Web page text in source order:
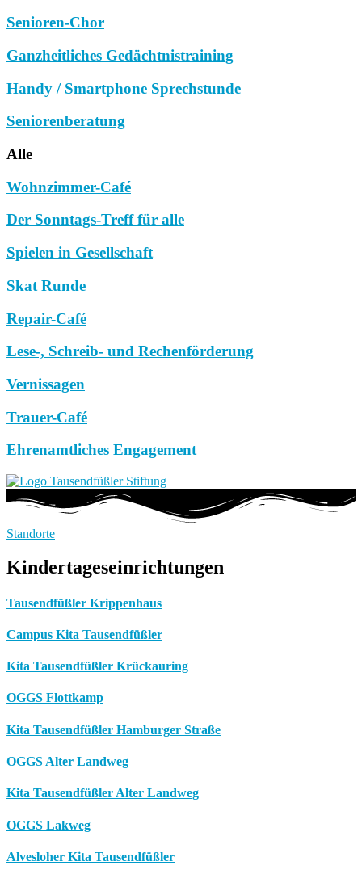
Senioren-Chor
Ganzheitliches Gedächtnistraining
Handy / Smartphone Sprechstunde
Seniorenberatung
Alle
Wohnzimmer-Café
Der Sonntags-Treff für alle
Spielen in Gesellschaft
Skat Runde
Repair-Café
Lese-, Schreib- und Rechenförderung
Vernissagen
Trauer-Café
Ehrenamtliches Engagement
Standorte
Kindertageseinrichtungen
Tausendfüßler Krippenhaus
Campus Kita Tausendfüßler
Kita Tausendfüßler Krückauring
OGGS Flottkamp
Kita Tausendfüßler Hamburger Straße
OGGS Alter Landweg
Kita Tausendfüßler Alter Landweg
OGGS Lakweg
Alvesloher Kita Tausendfüßler